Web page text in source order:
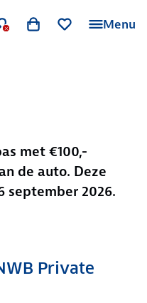
Menu
met €100,-
de auto. Deze
september 2026.
Private